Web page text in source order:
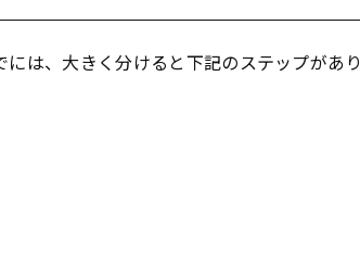
は、大きく分けると下記のステップがあり